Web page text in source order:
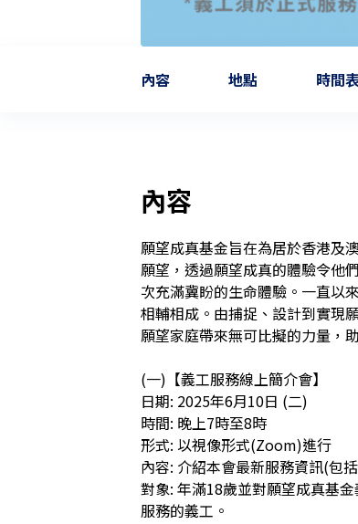
內容 地點 時間
內容
願望成真基金旨在為居於香港及
願望，透過願望成真的體驗令他
次充滿冀盼的生命體驗。一直以
相輔相成。由捕捉、設計到實現
願望家庭帶來無可比擬的力量，
(一)【義工服務線上簡介會】
日期: 2025年6月10日 (二)
時間: 晚上7時至8時
形式: 以視像形式(Zoom)進行
內容: 介紹本會最新服務資訊(包
對象: 年滿18歲並對願望成真基
服務的義工。